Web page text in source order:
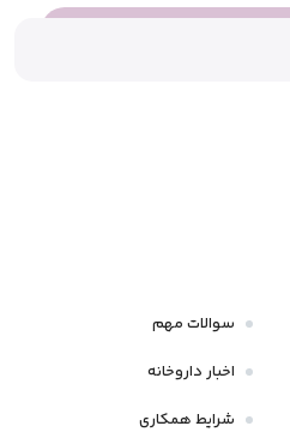
سوالات مهم
اخبار داروخانه
شرایط همکاری